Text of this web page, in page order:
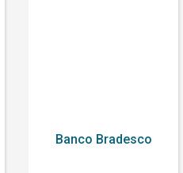
Banco Bradesco